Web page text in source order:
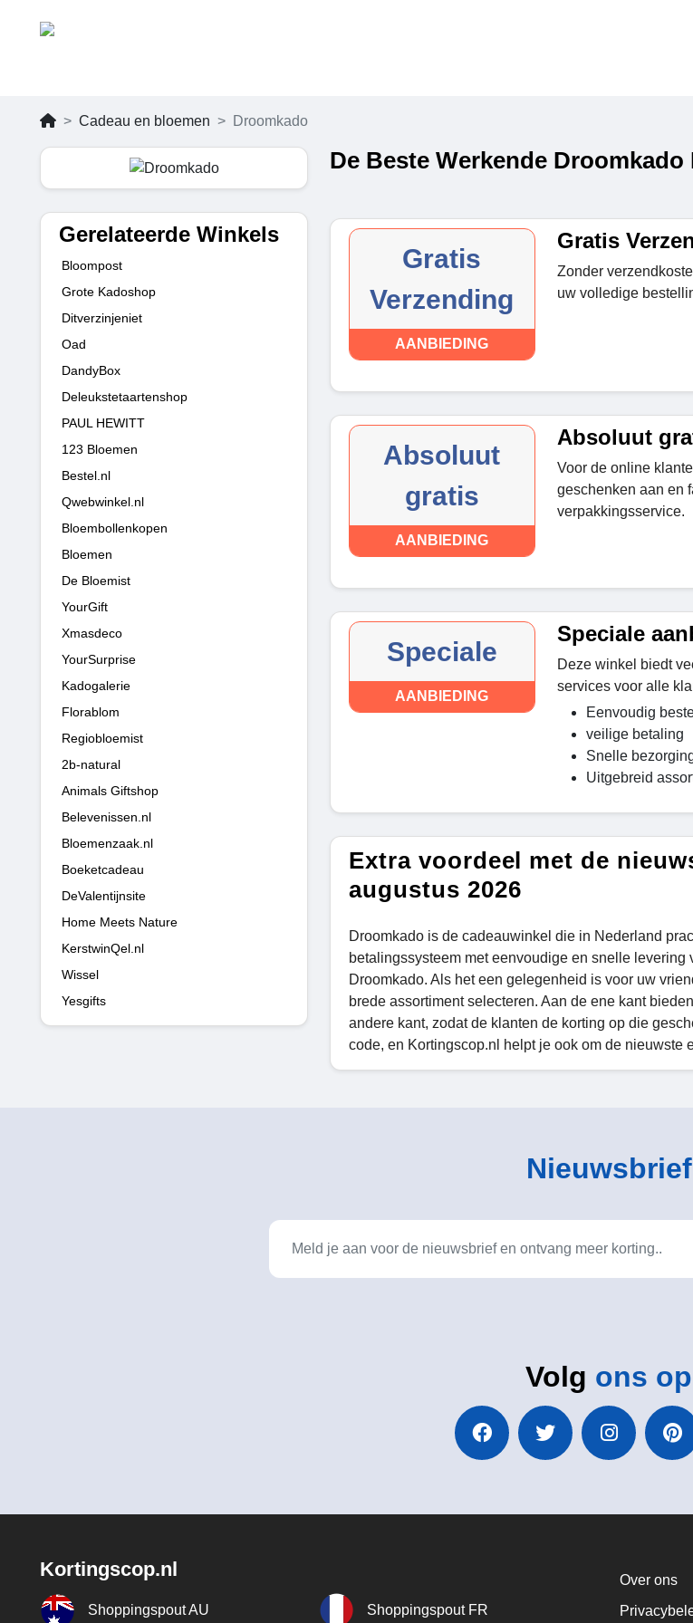
Cadeau en bloemen Droomkado
Gerelateerde Winkels
Bloompost
Grote Kadoshop
Ditverzinjeniet
Oad
DandyBox
Deleukstetaartenshop
PAUL HEWITT
123 Bloemen
Bestel.nl
Qwebwinkel.nl
Bloembollenkopen
Bloemen
De Bloemist
YourGift
Xmasdeco
YourSurprise
Kadogalerie
Florablom
Regiobloemist
2b-natural
Animals Giftshop
Belevenissen.nl
Bloemenzaak.nl
Boeketcadeau
DeValentijnsite
Home Meets Nature
KerstwinQel.nl
Wissel
Yesgifts
De Beste Werkende
Gratis
Verzending
AANBIEDING
Gratis
Zonder
uw volledige
Absoluut
gratis
AANBIEDING
Absoluut
Voor de online
geschenken aan en
verpakkingsservice.
Speciale
AANBIEDING
Speciale
Deze winkel biedt
services voor alle
Eenvoudig
veilige betaling
Snelle
Uitgebreid
Extra voordeel met de
augustus 2026
Droomkado is de cadeauwinkel die in Nederland
betalingssysteem met eenvoudige en snelle
Droomkado. Als het een gelegenheid is voor uw
brede assortiment selecteren. Aan de ene kant
andere kant, zodat de klanten de korting op die
code, en Kortingscop.nl helpt je ook om de nieuwste
Nieuwsbrief
Volg ons op
Kortingscop.nl
Shoppingspout AU Shoppingspout FR
Over ons